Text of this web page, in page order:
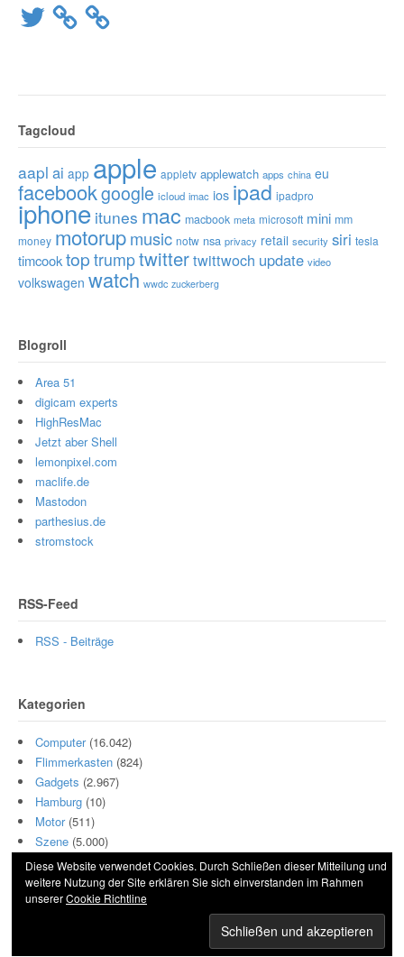
Twitter
Tagcloud
aapl ai app apple appletv applewatch apps china eu
facebookgoogle icloud imac ios ipad ipadpro
iphone itunes mac macbook meta microsoft mini mm
money motorupmusic notw nsa privacy retail security siri tesla
timcooktop trumptwittertwittwoch update video
volkswagen watch wwdc zuckerberg
Blogroll
Area 51
digicam experts
HighResMac
Jetzt aber Shell
lemonpixel.com
maclife.de
Mastodon
parthesius.de
stromstock
RSS-Feed
RSS - Beiträge
Kategorien
Computer(16.042)
Flimmerkasten (824)
Gadgets (2.967)
Hamburg (10)
Motor(511)
Szene (5.000)
© 2026 Hightech und Blech. All Rights Reserved.
Diese Website verwendet Cookies. Durch Schließen dieser Mitteilung und
weitere Nutzung der Site erklären Sie sich einverstanden im Rahmen
unsererCookie Richtline